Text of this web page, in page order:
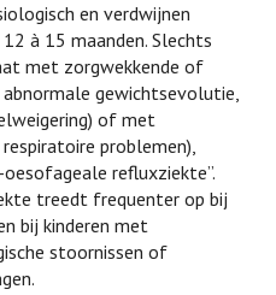
en verdwijnen
à 15 maanden. Slechts
met zorgwekkende of
gewichtsevolutie,
of met
problemen),
refluxziekte”.
treedt frequenter op bij
bij kinderen met
stoornissen of